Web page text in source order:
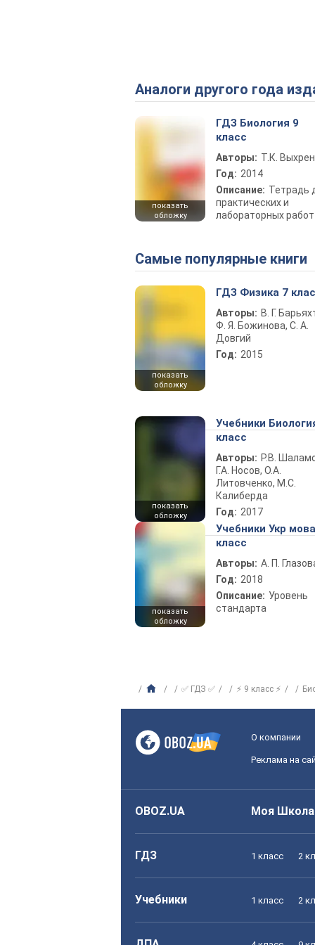
Аналоги другого года
показать
обложку
ГДЗ Биология 9
класс
Авторы: Т.К.
Год: 2014
Описание: Тетрадь
практических и
лабораторных работ
Самые популярные книги
показать
обложку
ГДЗ Физика 7
Авторы: В. Г.
Ф. Я. Божинова, С. А.
Довгий
Год: 2015
показать
обложку
Учебники
класс
Авторы: Р.В.
Г.А. Носов, О.А.
Литовченко, М.С.
Калиберда
Год: 2017
показать
обложку
Учебники Укр
класс
Авторы: А. П.
Год: 2018
Описание: Уровень
стандарта
✅ ГДЗ ✅ ⚡ 9 класс ⚡
О компании
Реклама на
OBOZ.UA Моя Школа
ГДЗ 1 класс 2
Учебники 1 класс 2